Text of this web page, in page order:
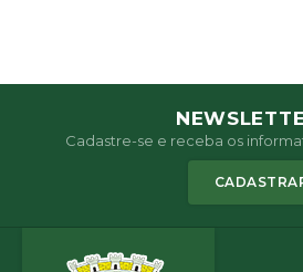
Cadastre-se e receba os